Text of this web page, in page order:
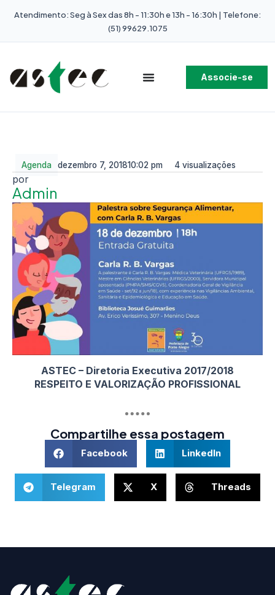
Atendimento: Seg à Sex das 8h - 11:30h e 13h - 16:30h | Telefone:
(51) 99629.1075
Associe-se
Agenda dezembro 7, 201810:02 pm 4 visualizações
Admin
ASTEC – Diretoria Executiva 2017/2018
RESPEITO E VALORIZAÇÃO PROFISSIONAL
Compartilhe essa postagem
Facebook LinkedIn
Telegram X Threads